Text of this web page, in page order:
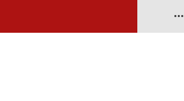
•••